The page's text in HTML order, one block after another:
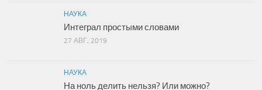
НАУКА
Интеграл простыми словами
27 АВГ, 2019
НАУКА
На ноль делить нельзя? Или можно?